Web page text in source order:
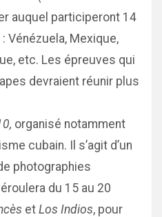
auquel participeront 14
Vénézuela, Mexique,
etc. Les épreuves qui
devraient réunir plus
organisé notamment
cubain. Il s’agit d’un
photographies
du 15 au 20
et Los Indios, pour